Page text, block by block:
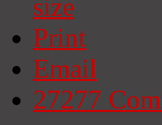
Print
Email
27277